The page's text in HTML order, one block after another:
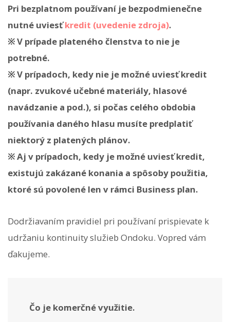
Pri bezplatnom používaní je bezpodmienečne
nutné uviesťkredit (uvedenie zdroja).
※ V prípade plateného členstva to nie je
potrebné.
※ V prípadoch, kedy nie je možné uviesť kredit
(napr. zvukové učebné materiály, hlasové
navádzanie a pod.), si počas celého obdobia
používania daného hlasu musíte predplatiť
niektorý z platených plánov.
※ Aj v prípadoch, kedy je možné uviesť kredit,
existujú zakázané konania a spôsoby použitia,
ktoré sú povolené len v rámci Business plan.
Dodržiavaním pravidiel pri používaní prispievate k
udržaniu kontinuity služieb Ondoku. Vopred vám
ďakujeme.
Čo je komerčné využitie.